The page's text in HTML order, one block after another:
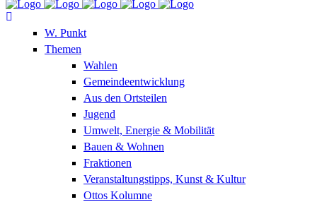
W. Punkt
Themen
Wahlen
Gemeindeentwicklung
Aus den Ortsteilen
Jugend
Umwelt, Energie & Mobilität
Bauen & Wohnen
Fraktionen
Veranstaltungstipps, Kunst & Kultur
Ottos Kolumne